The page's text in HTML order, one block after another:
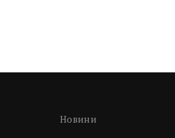
Новини